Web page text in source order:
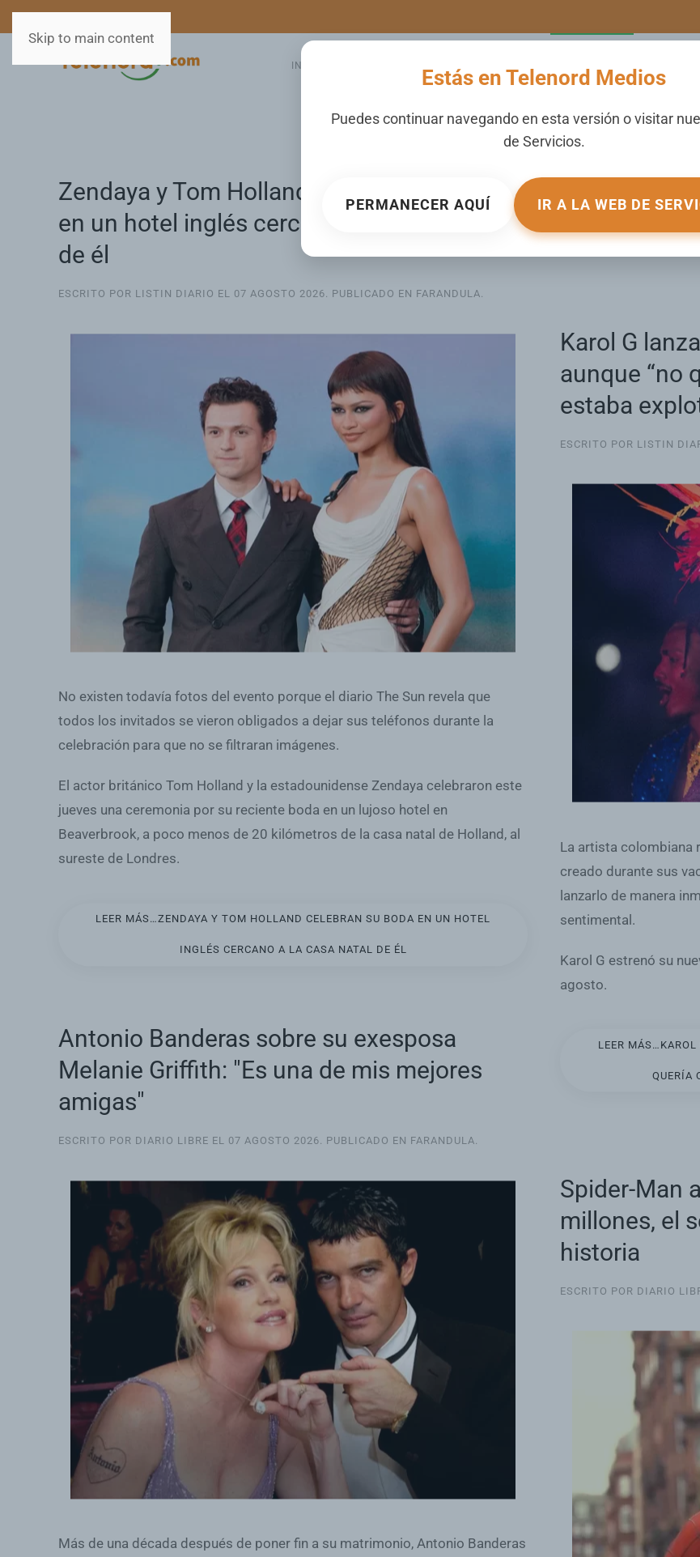
Estás en Telenord Medios
Puedes continuar navegando en esta versión o visitar
de Servicios.
PERMANECER AQUÍ IR A LA WEB DE
Skip to main content
INICIO
Zendaya y Tom Holland celebran su boda
en un hotel inglés cercano a la casa natal
de él
ESCRITO POR LISTIN DIARIO EL 07 AGOSTO 2026. PUBLICADO EN FARANDULA.
No existen todavía fotos del evento porque el diario The Sun revela que
todos los invitados se vieron obligados a dejar sus teléfonos durante la
celebración para que no se filtraran imágenes.
El actor británico Tom Holland y la estadounidense Zendaya celebraron este
jueves una ceremonia por su reciente boda en un lujoso hotel en
Beaverbrook, a poco menos de 20 kilómetros de la casa natal de Holland, al
sureste de Londres.
LEER MÁS…ZENDAYA Y TOM HOLLAND CELEBRAN SU BODA EN UN HOTEL
INGLÉS CERCANO A LA CASA NATAL DE ÉL
Karol G
aunque “no
estaba
ESCRITO POR LISTIN
La artista colombiana
creado durante sus
lanzarlo de manera
sentimental.
Karol G estrenó su
agosto.
LEER
QUERÍA
Antonio Banderas sobre su exesposa
Melanie Griffith: "Es una de mis mejores
amigas"
ESCRITO POR DIARIO LIBRE EL 07 AGOSTO 2026. PUBLICADO EN FARANDULA.
Más de una década después de poner fin a su matrimonio, Antonio Banderas
Spider-Man
millones, el
historia
ESCRITO POR DIARIO